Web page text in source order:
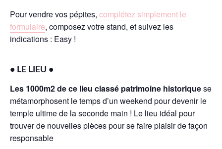
Pour vendre vos pépites, complétez simplement le
formulaire, composez votre stand, et suivez les
indications : Easy !
• LE LIEU •
Les 1000m2 de ce lieu classé patrimoine historiquese
métamorphosent le temps d’un weekend pour devenir le
temple ultime de la seconde main ! Le lieu idéal pour
trouver de nouvelles pièces pour se faire plaisir de façon
responsable